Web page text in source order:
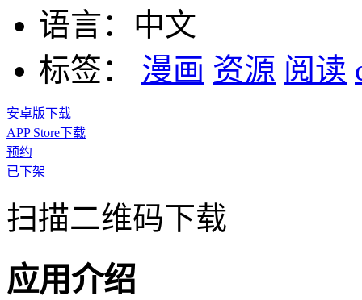
语言： 中文
标签：
漫画 资源 阅读
安卓版下载
APP Store下载
预约
已下架
扫描二维码下载
应用介绍